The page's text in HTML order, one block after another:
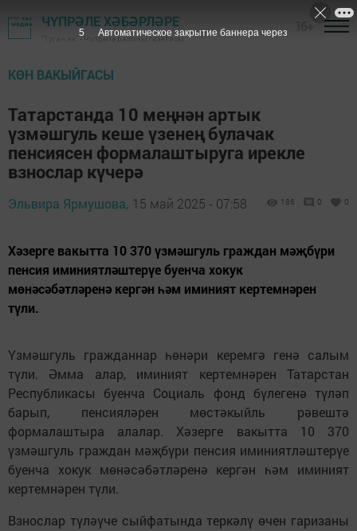
ЧҮПРӘЛЕ ХӘБӘРЛӘРЕ
"Туган як" - Чүпрәле районы газетасы
КӨН ВАКЫЙГАСЫ
Татарстанда 10 меңнән артык
үзмәшгуль кеше үзенең булачак
пенсиясен формалаштыруга ирекле
взнослар күчерә
Эльвира Ярмушова, 15 май 2025 - 07:58 186 0 0
Хәзерге вакытта 10 370 үзмәшгуль граждан мәҗбүри
пенсия иминиятләштерүе буенча хокук
мөнәсәбәтләренә кергән һәм иминият кертемнәрен
түли.
Үзмәшгуль гражданнар һөнәри керемгә генә салым
түли. Әмма алар, иминият кертемнәрен Татарстан
Республикасы буенча Социаль фонд бүлегенә түләп
барып, пенсияләрен мөстәкыйль рәвештә
формалаштыра алалар. Хәзерге вакытта 10 370
үзмәшгуль граждан мәҗбүри пенсия иминиятләштерүе
буенча хокук мөнәсәбәтләренә кергән һәм иминият
кертемнәрен түли.
Взнослар түләүче сыйфатында теркәлү өчен гаризаны
4 Автоматическое закрытие баннера через